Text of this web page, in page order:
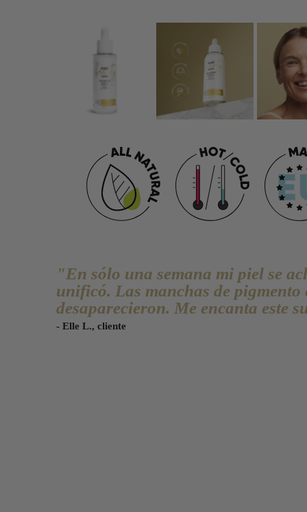
"En sólo una semana mi piel se
unificó. Las manchas de pigmento
desaparecieron. Me encanta este
- Elle L., cliente